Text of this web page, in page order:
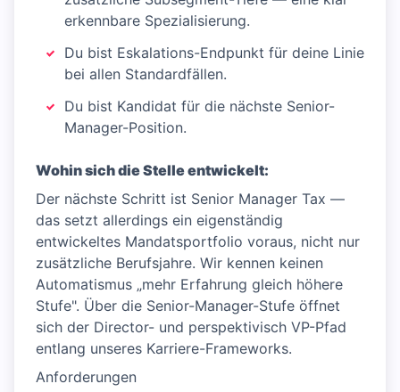
erkennbare Spezialisierung.
Du bist Eskalations-Endpunkt für deine Linie
bei allen Standardfällen.
Du bist Kandidat für die nächste Senior-
Manager-Position.
Wohin sich die Stelle entwickelt:
Der nächste Schritt ist Senior Manager Tax —
das setzt allerdings ein eigenständig
entwickeltes Mandatsportfolio voraus, nicht nur
zusätzliche Berufsjahre. Wir kennen keinen
Automatismus „mehr Erfahrung gleich höhere
Stufe". Über die Senior-Manager-Stufe öffnet
sich der Director- und perspektivisch VP-Pfad
entlang unseres Karriere-Frameworks.
Anforderungen